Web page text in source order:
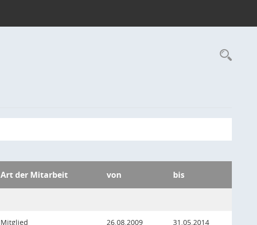
Art der Mitarbeit von bis
Mitglied 26.08.2009 31.05.2014